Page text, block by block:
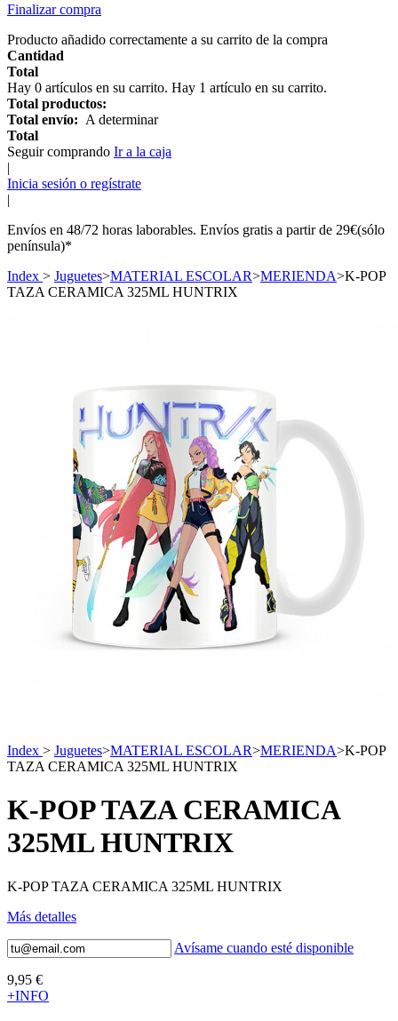
Finalizar compra
Producto añadido correctamente a su carrito de la compra
Cantidad
Total
Hay 0 artículos en su carrito. Hay 1 artículo en su carrito.
Total productos:
Total envío: A determinar
Total
Seguir comprando Ir a la caja
|
Inicia sesión o regístrate
|
Envíos en 48/72 horas laborables. Envíos gratis a partir de 29€(sólo
península)*
Index > Juguetes>MATERIAL ESCOLAR>MERIENDA>K-POP
TAZA CERAMICA 325ML HUNTRIX
Index > Juguetes>MATERIAL ESCOLAR>MERIENDA>K-POP
TAZA CERAMICA 325ML HUNTRIX
K-POP TAZA CERAMICA
325ML HUNTRIX
K-POP TAZA CERAMICA 325ML HUNTRIX
Más detalles
Avísame cuando esté disponible
9,95 €
+INFO